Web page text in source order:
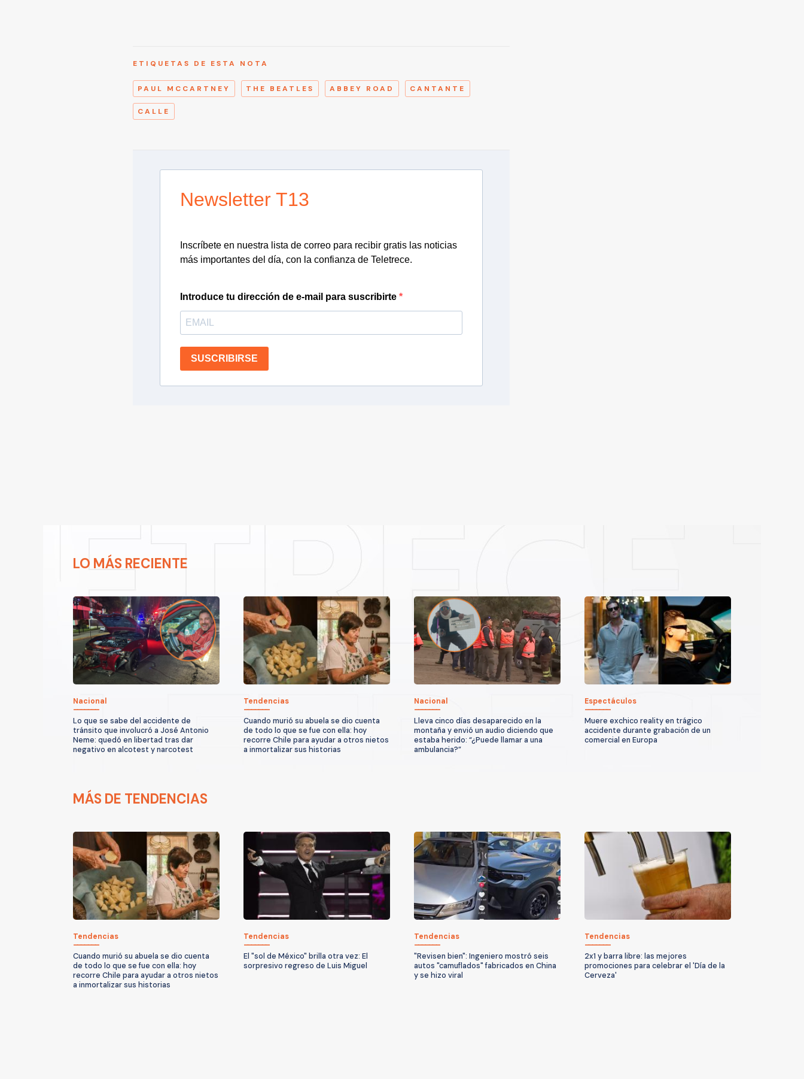
ETIQUETAS DE ESTA NOTA
PAUL MCCARTNEY THE BEATLES ABBEY ROAD CANTANTE
CALLE
Newsletter T13
Inscríbete en nuestra lista de correo para recibir gratis las noticias
más importantes del día, con la confianza de Teletrece.
Introduce tu dirección de e-mail para suscribirte
SUSCRIBIRSE
LO MÁS RECIENTE
Nacional
Lo que se sabe del accidente de
tránsito que involucró a José Antonio
Neme: quedó en libertad tras dar
negativo en alcotest y narcotest
Tendencias
Cuando murió su abuela se dio cuenta
de todo lo que se fue con ella: hoy
recorre Chile para ayudar a otros nietos
a inmortalizar sus historias
Nacional
Lleva cinco días desaparecido en la
montaña y envió un audio diciendo que
estaba herido: “¿Puede llamar a una
ambulancia?”
Espectáculos
Muere exchico reality en trágico
accidente durante grabación de un
comercial en Europa
MÁS DE TENDENCIAS
Tendencias
Cuando murió su abuela se dio cuenta
de todo lo que se fue con ella: hoy
recorre Chile para ayudar a otros nietos
a inmortalizar sus historias
Tendencias
El "sol de México" brilla otra vez: El
sorpresivo regreso de Luis Miguel
Tendencias
"Revisen bien": Ingeniero mostró seis
autos "camuflados" fabricados en China
y se hizo viral
Tendencias
2x1 y barra libre: las mejores
promociones para celebrar el 'Día de la
Cerveza'